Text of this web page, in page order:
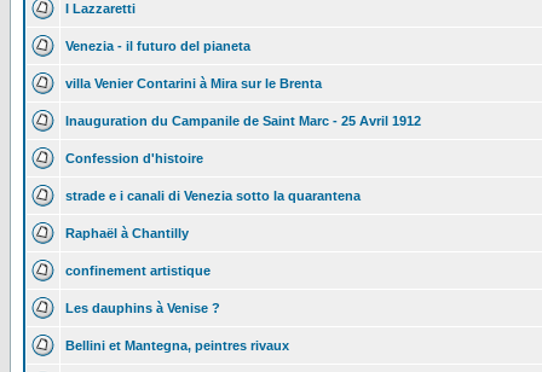
I Lazzaretti
Venezia - il futuro del pianeta
villa Venier Contarini à Mira sur le Brenta
Inauguration du Campanile de Saint Marc - 25 Avril 1912
Confession d'histoire
strade e i canali di Venezia sotto la quarantena
Raphaël à Chantilly
confinement artistique
Les dauphins à Venise ?
Bellini et Mantegna, peintres rivaux